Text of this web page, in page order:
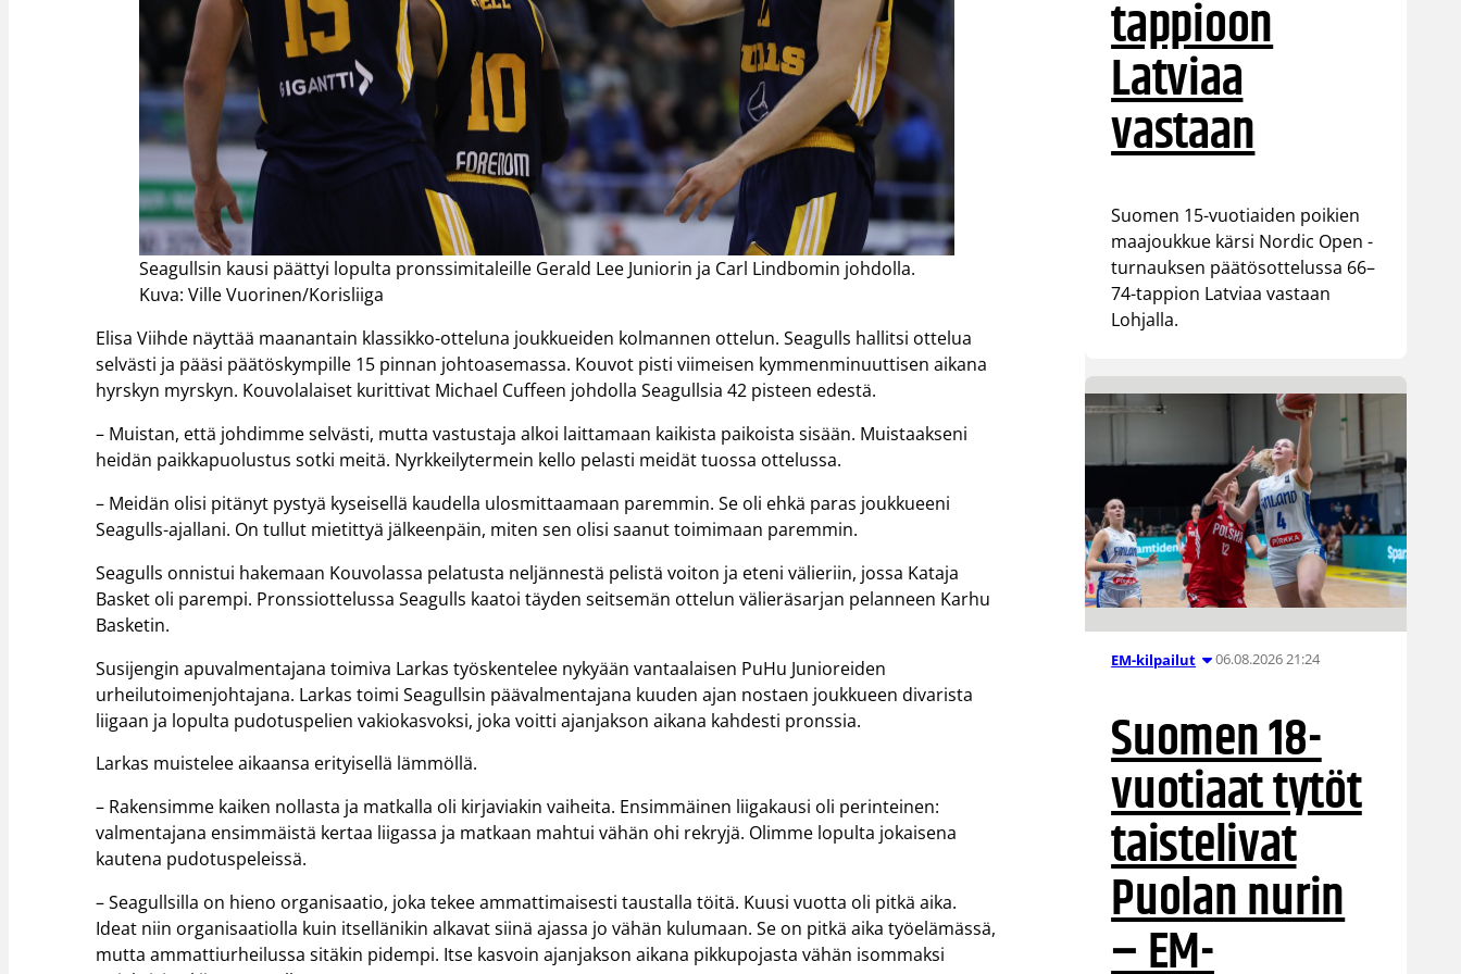
Seagullsin kausi päättyi lopulta pronssimitaleille Gerald Lee Juniorin ja Carl Lindbomin johdolla.
Kuva: Ville Vuorinen/Korisliiga
Elisa Viihde näyttää maanantain klassikko-otteluna joukkueiden kolmannen ottelun. Seagulls hallitsi ottelua
selvästi ja pääsi päätöskympille 15 pinnan johtoasemassa. Kouvot pisti viimeisen kymmenminuuttisen aikana
hyrskyn myrskyn. Kouvolalaiset kurittivat Michael Cuffeen johdolla Seagullsia 42 pisteen edestä.
– Muistan, että johdimme selvästi, mutta vastustaja alkoi laittamaan kaikista paikoista sisään. Muistaakseni
heidän paikkapuolustus sotki meitä. Nyrkkeilytermein kello pelasti meidät tuossa ottelussa.
– Meidän olisi pitänyt pystyä kyseisellä kaudella ulosmittaamaan paremmin. Se oli ehkä paras joukkueeni
Seagulls-ajallani. On tullut mietittyä jälkeenpäin, miten sen olisi saanut toimimaan paremmin.
Seagulls onnistui hakemaan Kouvolassa pelatusta neljännestä pelistä voiton ja eteni välieriin, jossa Kataja
Basket oli parempi. Pronssiottelussa Seagulls kaatoi täyden seitsemän ottelun välieräsarjan pelanneen Karhu
Basketin.
Susijengin apuvalmentajana toimiva Larkas työskentelee nykyään vantaalaisen PuHu Junioreiden
urheilutoimenjohtajana. Larkas toimi Seagullsin päävalmentajana kuuden ajan nostaen joukkueen divarista
liigaan ja lopulta pudotuspelien vakiokasvoksi, joka voitti ajanjakson aikana kahdesti pronssia.
Larkas muistelee aikaansa erityisellä lämmöllä.
– Rakensimme kaiken nollasta ja matkalla oli kirjaviakin vaiheita. Ensimmäinen liigakausi oli perinteinen:
valmentajana ensimmäistä kertaa liigassa ja matkaan mahtui vähän ohi rekryjä. Olimme lopulta jokaisena
kautena pudotuspeleissä.
– Seagullsilla on hieno organisaatio, joka tekee ammattimaisesti taustalla töitä. Kuusi vuotta oli pitkä aika.
Ideat niin organisaatiolla kuin itsellänikin alkavat siinä ajassa jo vähän kulumaan. Se on pitkä aika työelämässä,
mutta ammattiurheilussa sitäkin pidempi. Itse kasvoin ajanjakson aikana pikkupojasta vähän isommaksi
tappioon
Latviaa
vastaan
Suomen 15-vuotiaiden poikien
maajoukkue kärsi Nordic Open -
turnauksen päätösottelussa 66–
74-tappion Latviaa vastaan
Lohjalla.
EM-kilpailut 06.08.2026 21:24
Suomen 18-
vuotiaat tytöt
taistelivat
Puolan nurin
– EM-